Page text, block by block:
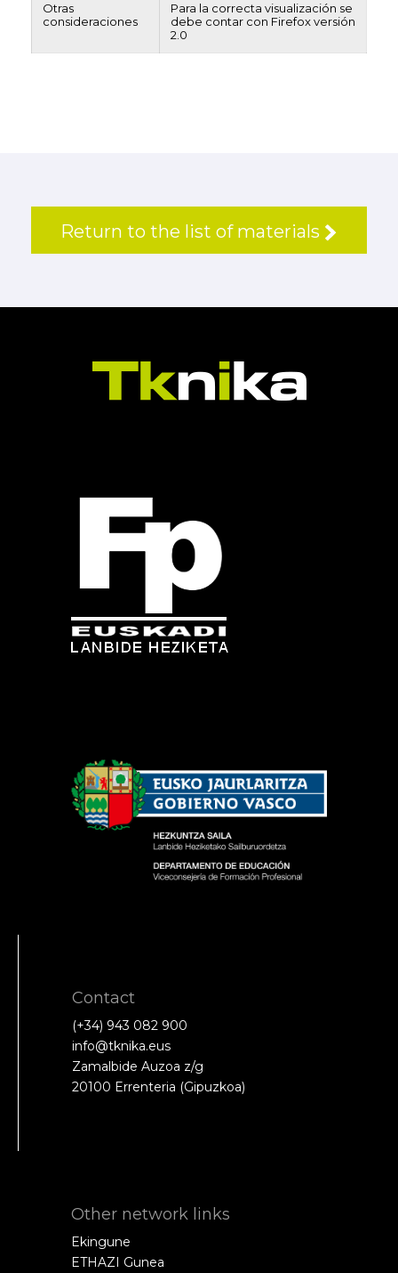
Otras
consideraciones
Para la correcta visualización se
debe contar con Firefox versión
2.0
Return to the list of materials
Contact
(+34) 943 082 900
info@tknika.eus
Zamalbide Auzoa z/g
20100 Errenteria (Gipuzkoa)
Other network links
Ekingune
ETHAZI Gunea